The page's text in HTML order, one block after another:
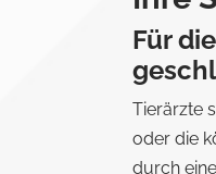
Für
Tierärzte
oder die
durch eine